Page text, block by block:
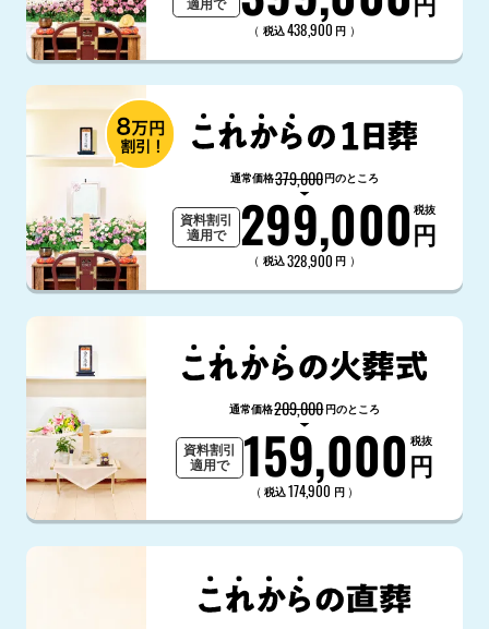
適用で
（ 税込438,900 円 ）
通常価格379,000円のところ
資料割引
適用で
299,000円
税抜
（ 税込328,900 円 ）
通常価格209,000円のところ
資料割引
適用で
159,000円
税抜
（ 税込174,900 円 ）